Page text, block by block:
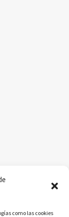
como las cookies